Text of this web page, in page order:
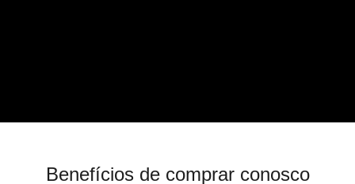
Benefícios de comprar conosco